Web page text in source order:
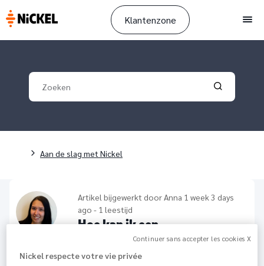
Klantenzone
Your search
Validate
Breadcrumb
Aan de slag met Nickel
Artikel bijgewerkt doorAnna 1 week 3 days
ago - 1 leestijd
Hoe kan ik een
overschrijvingsbewijs
verkrijgen?
Continuer sans accepter les cookies X
Nickel respecte votre vie privée